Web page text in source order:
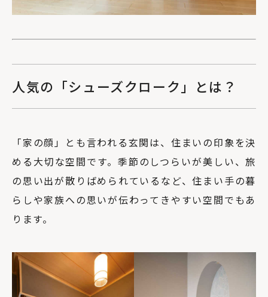
人気の「シューズクローク」とは？
「家の顔」とも言われる玄関は、住まいの印象を決
める大切な空間です。季節のしつらいが美しい、旅
の思い出が散りばめられているなど、住まい手の暮
らしや家族への思いが伝わってきやすい空間でもあ
ります。